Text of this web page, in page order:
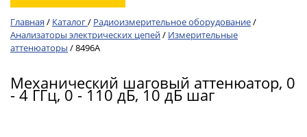
Главная / Каталог/ Радиоизмерительное оборудование/
Анализаторы электрических цепей/ Измерительные
аттенюаторы /8496A
Механический шаговый аттенюатор, 0
- 4 ГГц, 0 - 110 дБ, 10 дБ шаг